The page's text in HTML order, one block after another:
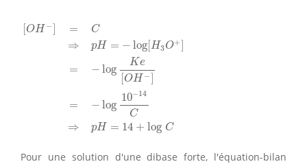
OH − = C
⇒ pH = − log [H3O+
=
− log
Ke
[OH −]
=
− log
10−14
C
⇒ pH = 14 + log C
[OH−]= H=
Pour une solution d'une dibase forte, l'équation-bilan